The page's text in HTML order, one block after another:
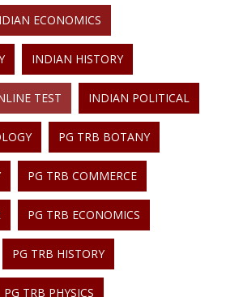
ECONOMICS
INDIAN HISTORY
TEST INDIAN POLITICAL
PG TRB BOTANY
PG TRB COMMERCE
PG TRB ECONOMICS
PG TRB HISTORY
PG TRB PHYSICS